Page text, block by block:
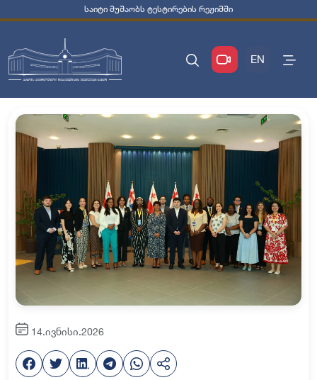
საიტი მუშაობს ტესტირების რეჟიმში
EN
14.ივნისი.2026